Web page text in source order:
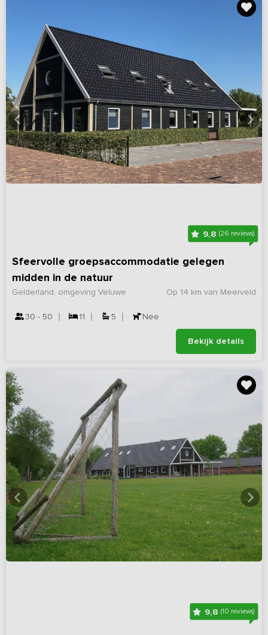
9,8 (26 reviews)
Sfeervolle groepsaccommodatie gelegen
midden in de natuur
Op 14 km van Meerveld
Gelderland, omgeving Veluwe
30 - 50 11 5 Nee
Bekijk details
9,8(10 reviews)